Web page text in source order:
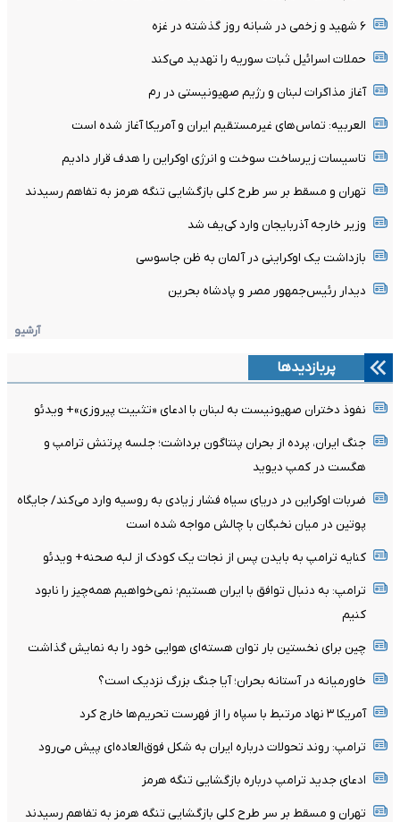
۶ شهید و زخمی در شبانه روز گذشته در غزه
حملات اسرائیل ثبات سوریه را تهدید می‌کند
آغاز مذاکرات لبنان و رژیم صهیونیستی در رم
العربیه: تماس‌های غیرمستقیم ایران و آمریکا آغاز شده است
تاسیسات زیرساخت سوخت و انرژی اوکراین را هدف قرار دادیم
تهران و مسقط بر سر طرح کلی بازگشایی تنگه هرمز به تفاهم رسیدند
وزیر خارجه آذربایجان وارد کی‌یف شد
بازداشت یک اوکراینی در آلمان به ظن جاسوسی
دیدار رئیس‌جمهور مصر و پادشاه بحرین
آرشیو
پربازدیدها
نفوذ دختران صهیونیست به لبنان با ادعای «تثبیت پیروزی»+ ویدئو
جنگ ایران، پرده از بحران پنتاگون برداشت؛ جلسه پرتنش ترامپ و
هگست در کمپ دیوید
ضربات اوکراین در دریای سیاه فشار زیادی به روسیه وارد می‌کند/ جایگاه
پوتین در میان نخبگان با چالش مواجه شده است
کنایه ترامپ به بایدن پس از نجات یک کودک از لبه صحنه+ ویدئو
ترامپ: به دنبال توافق با ایران هستیم؛ نمی‌خواهیم همه‌چیز را نابود
کنیم
چین برای نخستین بار توان هسته‌ای هوایی خود را به نمایش گذاشت
خاورمیانه در آستانه بحران؛ آیا جنگ بزرگ نزدیک است؟
آمریکا ۳ نهاد مرتبط با سپاه را از فهرست تحریم‌ها خارج کرد
ترامپ: روند تحولات درباره ایران به شکل فوق‌العاده‌ای پیش می‌رود
ادعای جدید ترامپ درباره بازگشایی تنگه هرمز
تهران و مسقط بر سر طرح کلی بازگشایی تنگه هرمز به تفاهم رسیدند